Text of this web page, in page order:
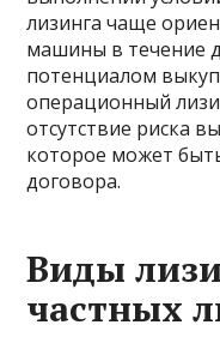
лизинга чаще
машины в течение
потенциалом
операционный
отсутствие риска
которое может
договора.
Виды
частных